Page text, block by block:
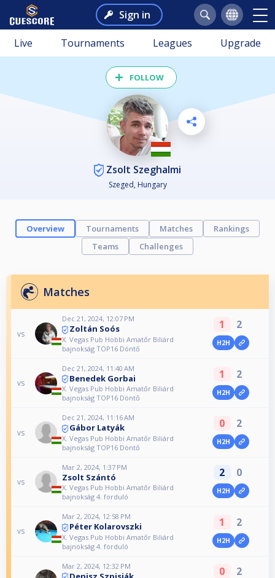
Sign in
Live Tournaments Leagues Upgrade
FOLLOW
Zsolt Szeghalmi
Szeged, Hungary
Overview Tournaments Matches
Rankings
Teams
Challenges
Matches
vs
Dec 21, 2024, 12:07 PM
Zoltán Soós
X. Vegas Pub Hobbi Amatőr Biliárd
bajnokság TOP16 Döntő
1 2
H2H
vs
Dec 21, 2024, 11:40 AM
Benedek Gorbai
X. Vegas Pub Hobbi Amatőr Biliárd
bajnokság TOP16 Döntő
1 2
H2H
vs
Dec 21, 2024, 11:16 AM
Gábor Latyák
X. Vegas Pub Hobbi Amatőr Biliárd
bajnokság TOP16 Döntő
0 2
H2H
vs
Mar 2, 2024, 1:37 PM
Zsolt Szántó
X. Vegas Pub Hobbi Amatőr Biliárd
bajnokság 4. forduló
2 0
H2H
vs
Mar 2, 2024, 12:58 PM
Péter Kolarovszki
X. Vegas Pub Hobbi Amatőr Biliárd
bajnokság 4. forduló
1 2
H2H
Mar 2, 2024, 12:32 PM 0 2